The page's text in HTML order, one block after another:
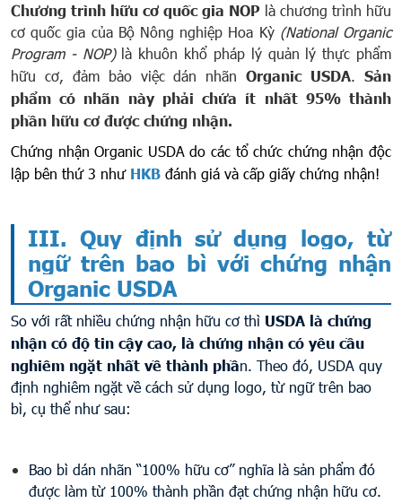
Chương trình hữu cơ quốc gia NOP là chương trình hữu
cơ quốc gia của Bộ Nông nghiệp Hoa Kỳ (National Organic
Program - NOP) là khuôn khổ pháp lý quản lý thực phẩm
hữu cơ, đảm bảo việc dán nhãnOrganic USDA.Sản
phẩm có nhãn này phải chứa ít nhất 95% thành
phần hữu cơ được chứng nhận.
Chứng nhận Organic USDAdo các tổ chức chứng nhận độc
lập bên thứ 3 như HKB đánh giá và cấp giấy chứng nhận!
III. Quy định sử dụng logo, từ
ngữ trên bao bì với chứng nhận
Organic USDA
So với rất nhiều chứng nhận hữu cơ thì USDA là chứng
nhận có độ tin cậy cao, là chứng nhận có yêu cầu
nghiêm ngặt nhất về thành phần. Theo đó, USDA quy
định nghiêm ngặt về cách sử dụng logo, từ ngữ trên bao
bì, cụ thể như sau:
Bao bì dán nhãn “100% hữu cơ” nghĩa là sản phẩm đó
được làm từ 100% thành phần đạt chứng nhận hữu cơ.